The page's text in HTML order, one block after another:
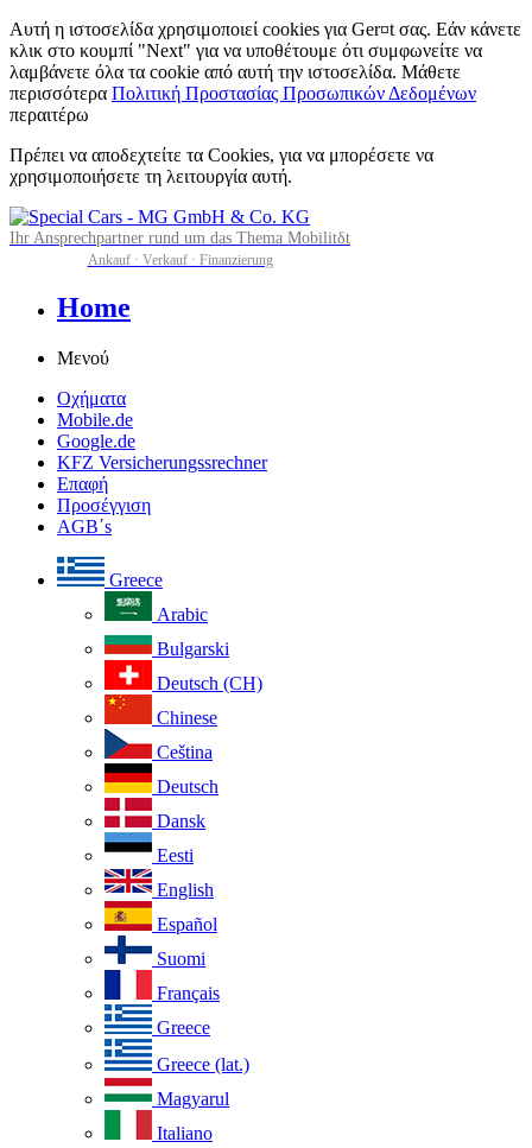
Αυτή η ιστοσελίδα χρησιμοποιεί cookies για Ger¤t σας. Εάν κάνετε
κλικ στο κουμπί "Next" για να υποθέτουμε ότι συμφωνείτε να
λαμβάνετε όλα τα cookie από αυτή την ιστοσελίδα. Μάθετε
περισσότερα Πολιτική Προστασίας Προσωπικών Δεδομένων
περαιτέρω
Πρέπει να αποδεχτείτε τα Cookies, για να μπορέσετε να
χρησιμοποιήσετε τη λειτουργία αυτή.
Ihr Ansprechpartner rund um das Thema Mobilitδt
Ankauf · Verkauf · Finanzierung
Home
Μενού
Οχήματα
Mobile.de
Google.de
KFZ Versicherungssrechner
Επαφή
Προσέγγιση
AGB΄s
Greece
Arabic
Bulgarski
Deutsch (CH)
Chinese
Ceština
Deutsch
Dansk
Eesti
English
Español
Suomi
Français
Greece
Greece (lat.)
Magyarul
Italiano